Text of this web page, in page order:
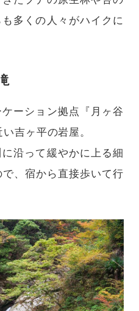
多くの人々がハイクに
ーション拠点『月ヶ谷
吉ヶ平の岩屋。
沿って緩やかに上る細
、宿から直接歩いて行